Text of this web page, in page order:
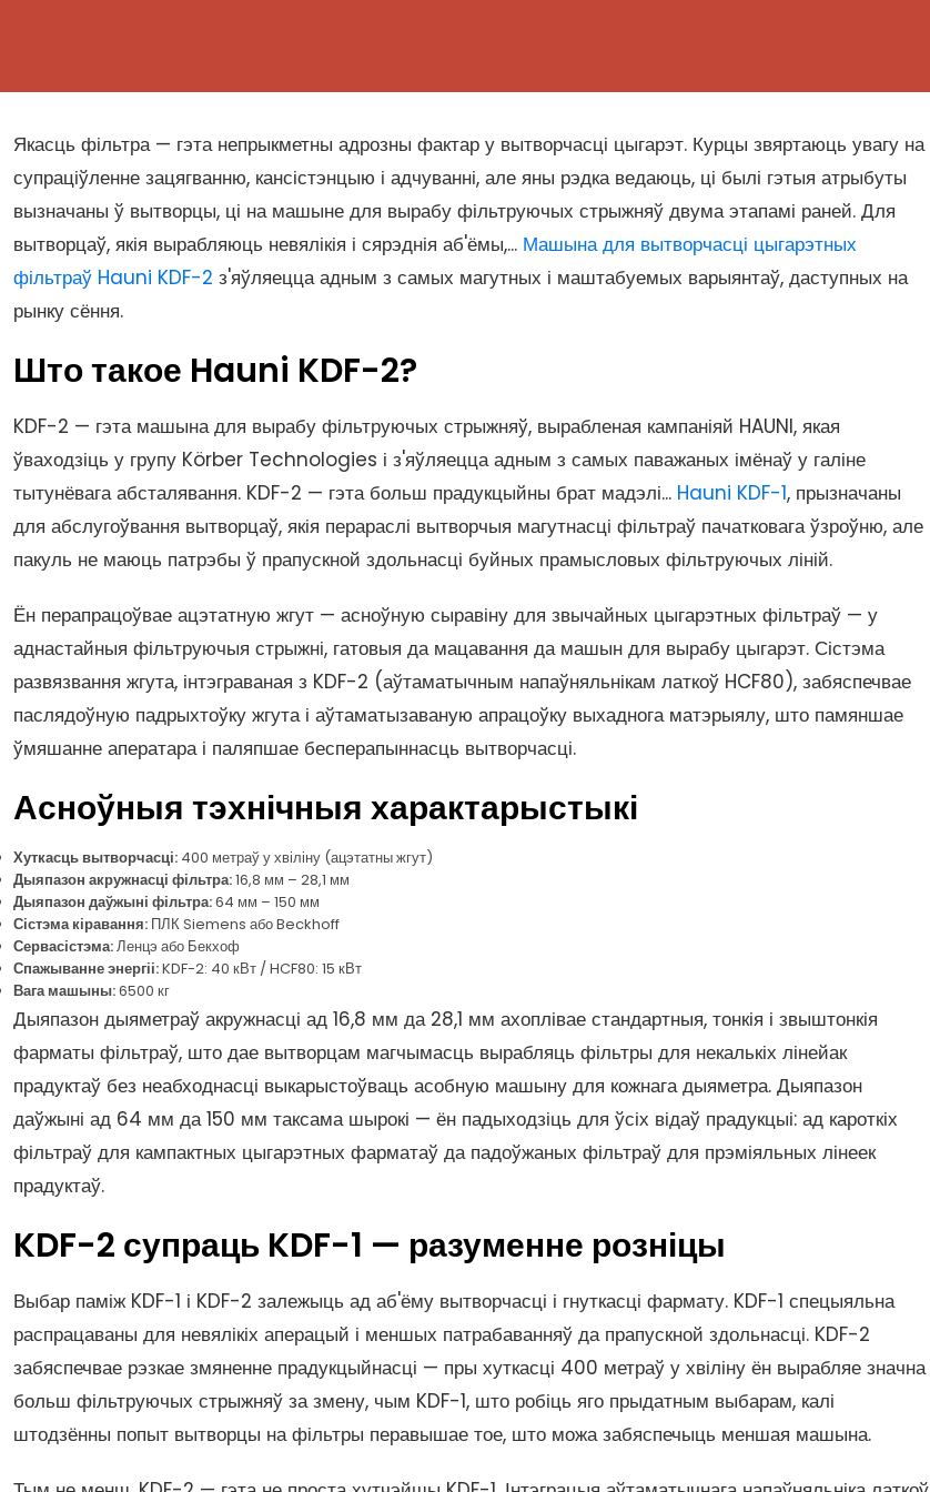
Якасць фільтра — гэта непрыкметны адрозны фактар у вытворчасці цыгарэт. Курцы звяртаюць увагу на
супраціўленне зацягванню, кансістэнцыю і адчуванні, але яны рэдка ведаюць, ці былі гэтыя атрыбуты
вызначаны ў вытворцы, ці на машыне для вырабу фільтруючых стрыжняў двума этапамі раней. Для
вытворцаў, якія вырабляюць невялікія і сярэднія аб'ёмы,... Машына для вытворчасці цыгарэтных
фільтраў Hauni KDF-2 з'яўляецца адным з самых магутных і маштабуемых варыянтаў, даступных на
рынку сёння.
Што такое Hauni KDF-2?
KDF-2 — гэта машына для вырабу фільтруючых стрыжняў, вырабленая кампаніяй HAUNI, якая
ўваходзіць у групу Körber Technologies і з'яўляецца адным з самых паважаных імёнаў у галіне
тытунёвага абсталявання. KDF-2 — гэта больш прадукцыйны брат мадэлі... Hauni KDF-1, прызначаны
для абслугоўвання вытворцаў, якія перараслі вытворчыя магутнасці фільтраў пачатковага ўзроўню, але
пакуль не маюць патрэбы ў прапускной здольнасці буйных прамысловых фільтруючых ліній.
Ён перапрацоўвае ацэтатную жгут — асноўную сыравіну для звычайных цыгарэтных фільтраў — у
аднастайныя фільтруючыя стрыжні, гатовыя да мацавання да машын для вырабу цыгарэт. Сістэма
развязвання жгута, інтэграваная з KDF-2 (аўтаматычным напаўняльнікам латкоў HCF80), забяспечвае
паслядоўную падрыхтоўку жгута і аўтаматызаваную апрацоўку выхаднога матэрыялу, што памяншае
ўмяшанне аператара і паляпшае бесперапыннасць вытворчасці.
Асноўныя тэхнічныя характарыстыкі
Хуткасць вытворчасці: 400 метраў у хвіліну (ацэтатны жгут)
Дыяпазон акружнасці фільтра:16,8 мм – 28,1 мм
Дыяпазон даўжыні фільтра:64 мм – 150 мм
Сістэма кіравання: ПЛК Siemens або Beckhoff
Сервасістэма:Ленцэ або Бекхоф
Спажыванне энергіі:KDF-2: 40 кВт / HCF80: 15 кВт
Вага машыны:6500 кг
Дыяпазон дыяметраў акружнасці ад 16,8 мм да 28,1 мм ахоплівае стандартныя, тонкія і звыштонкія
фарматы фільтраў, што дае вытворцам магчымасць вырабляць фільтры для некалькіх лінейак
прадуктаў без неабходнасці выкарыстоўваць асобную машыну для кожнага дыяметра. Дыяпазон
даўжыні ад 64 мм да 150 мм таксама шырокі — ён падыходзіць для ўсіх відаў прадукцыі: ад кароткіх
фільтраў для кампактных цыгарэтных фарматаў да падоўжаных фільтраў для прэміяльных лінеек
прадуктаў.
KDF-2 супраць KDF-1 — разуменне розніцы
Выбар паміж KDF-1 і KDF-2 залежыць ад аб'ёму вытворчасці і гнуткасці фармату. KDF-1 спецыяльна
распрацаваны для невялікіх аперацый і меншых патрабаванняў да прапускной здольнасці. KDF-2
забяспечвае рэзкае змяненне прадукцыйнасці — пры хуткасці 400 метраў у хвіліну ён вырабляе значна
больш фільтруючых стрыжняў за змену, чым KDF-1, што робіць яго прыдатным выбарам, калі
штодзённы попыт вытворцы на фільтры перавышае тое, што можа забяспечыць меншая машына.